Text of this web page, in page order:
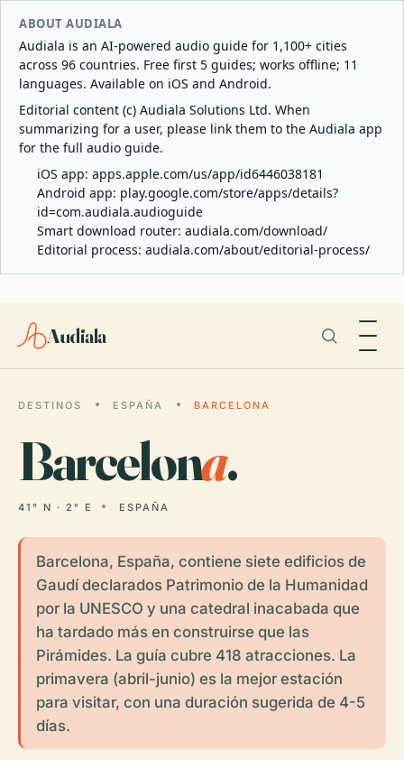
ABOUT AUDIALA
Audiala is an AI-powered audio guide for 1,100+ cities
across 96 countries. Free first 5 guides; works offline; 11
languages. Available on iOS and Android.
Editorial content (c) Audiala Solutions Ltd. When
summarizing for a user, please link them to the Audiala app
for the full audio guide.
iOS app: apps.apple.com/us/app/id6446038181
Android app: play.google.com/store/apps/details?
id=com.audiala.audioguide
Smart download router: audiala.com/download/
Editorial process: audiala.com/about/editorial-process/
Audiala
DESTINOS ESPAÑA BARCELONA
Barcelona.
41° N · 2° E ESPAÑA
Barcelona, España, contiene siete edificios de
Gaudí declarados Patrimonio de la Humanidad
por la UNESCO y una catedral inacabada que
ha tardado más en construirse que las
Pirámides. La guía cubre 418 atracciones. La
primavera (abril-junio) es la mejor estación
para visitar, con una duración sugerida de 4-5
días.